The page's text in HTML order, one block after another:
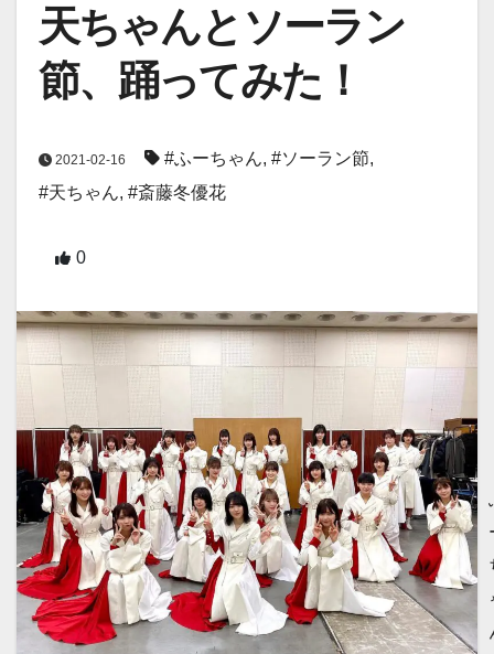
天ちゃんとソーラン
節、踊ってみた！
2021-02-16 #ふーちゃん, #ソーラン節,
#天ちゃん, #斎藤冬優花
0